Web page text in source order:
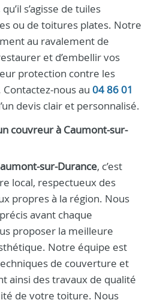
s’agisse de tuiles
ou de toitures plates. Notre
au ravalement de
et d’embellir vos
protection contre les
nous au 04 86 01
devis clair et personnalisé.
couvreurà Caumont-sur-
sur-Durance, c’est
local, respectueux des
propres à la région. Nous
avant chaque
proposer la meilleure
Notre équipe est
de couverture et
ainsi des travaux de qualité
de votre toiture. Nous